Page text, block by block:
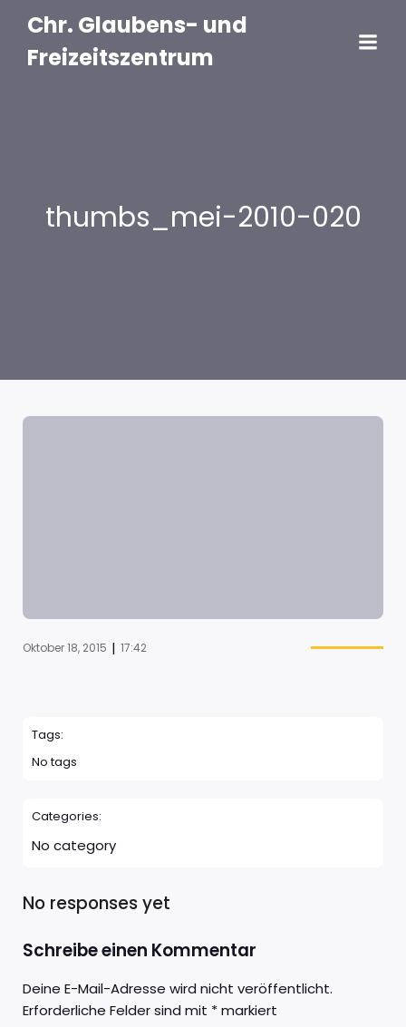
Chr. Glaubens- und
Freizeitszentrum
thumbs_mei-2010-020
Oktober 18, 2015 | 17:42
Tags:
No tags
Categories:
No category
No responses yet
Schreibe einen Kommentar
Deine E-Mail-Adresse wird nicht veröffentlicht.
Erforderliche Felder sind mit *markiert